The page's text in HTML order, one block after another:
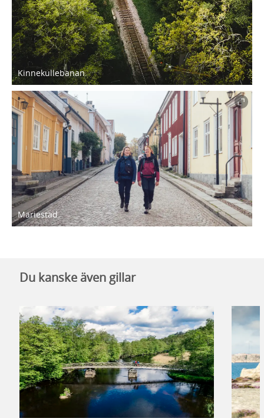
Kinnekullebanan.
Mariestad.
Du kanske även gillar